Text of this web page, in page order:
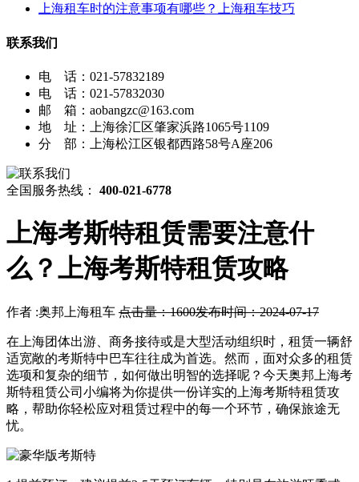
上海租车时的注意事项有哪些？上海租车技巧
联系我们
电 话：021-57832189
电 话：021-57832030
邮 箱：aobangzc@163.com
地 址：上海徐汇区肇家浜路1065号1109
分 部：上海松江区银都西路58号A座206
全国服务热线： 400-021-6778
上海考斯特租赁需要注意什
么？上海考斯特租赁攻略
作者 :奥邦上海租车 点击量：1600发布时间：2024-07-17
在上海团体出游、商务接待或是大型活动组织时，租赁一辆舒
适宽敞的考斯特中巴车往往成为首选。然而，面对众多的租赁
选项和复杂的细节，如何做出明智的选择呢？今天奥邦上海考
斯特租赁公司小编将为你提供一份详实的上海考斯特租赁攻
略，帮助你轻松应对租赁过程中的每一个环节，确保旅途无
忧。